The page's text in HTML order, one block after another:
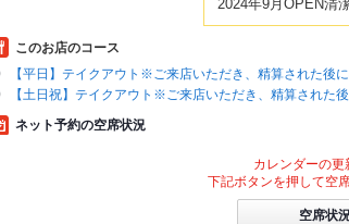
2024年9月OPEN清
このお店のコース
【平日】テイクアウト※ご来店いただき、精算された後
【土日祝】テイクアウト※ご来店いただき、精算された
ネット予約の空席状況
カレンダーの更
下記ボタンを押して空
空席状